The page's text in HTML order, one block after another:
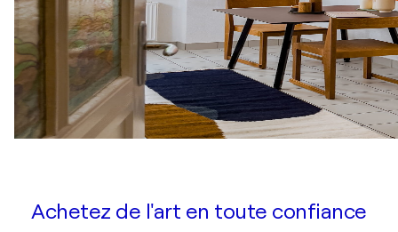
Achetez de l'art en toute confiance